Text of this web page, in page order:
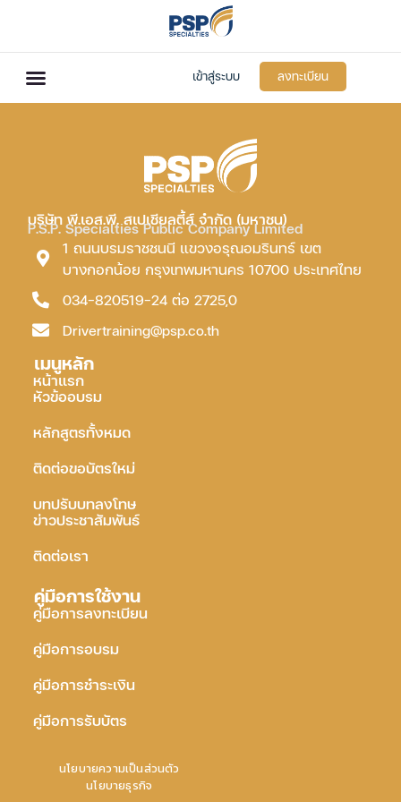
เข้าสู่ระบบ ลงทะเบียน
บริษัท พี.เอส.พี. สเปเชียลตี้ส์ จำกัด (มหาชน)
P.S.P. Specialties Public Company Limited
1 ถนนบรมราชชนนี แขวงอรุณอมรินทร์ เขต
บางกอกน้อย กรุงเทพมหานคร 10700 ประเทศไทย
034-820519-24 ต่อ 2725,0
Drivertraining@psp.co.th
เมนูหลัก
หน้าแรก
หัวข้ออบรม
หลักสูตรทั้งหมด
ติดต่อขอบัตรใหม่
บทปรับบทลงโทษ
ข่าวประชาสัมพันธ์
ติดต่อเรา
คู่มือการใช้งาน
คู่มือการลงทะเบียน
คู่มือการอบรม
คู่มือการชำระเงิน
คู่มือการรับบัตร
นโยบายความเป็นส่วนตัว
นโยบายธุรกิจ